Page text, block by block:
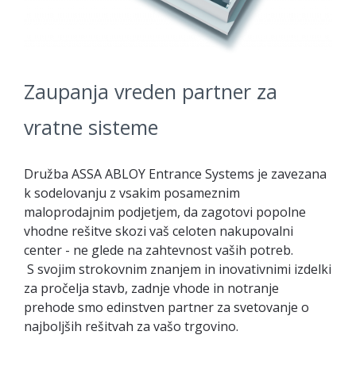
Zaupanja vreden partner za
vratne sisteme
Družba ASSA ABLOY Entrance Systems je zavezana
k sodelovanju z vsakim posameznim
maloprodajnim podjetjem, da zagotovi popolne
vhodne rešitve skozi vaš celoten nakupovalni
center - ne glede na zahtevnost vaših potreb.
S svojim strokovnim znanjem in inovativnimi izdelki
za pročelja stavb, zadnje vhode in notranje
prehode smo edinstven partner za svetovanje o
najboljših rešitvah za vašo trgovino.